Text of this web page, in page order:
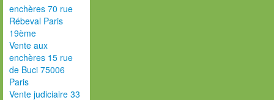
enchères 70 rue
Rébeval Paris
19ème
Vente aux
enchères 15 rue
de Buci 75006
Paris
Vente judiciaire 33